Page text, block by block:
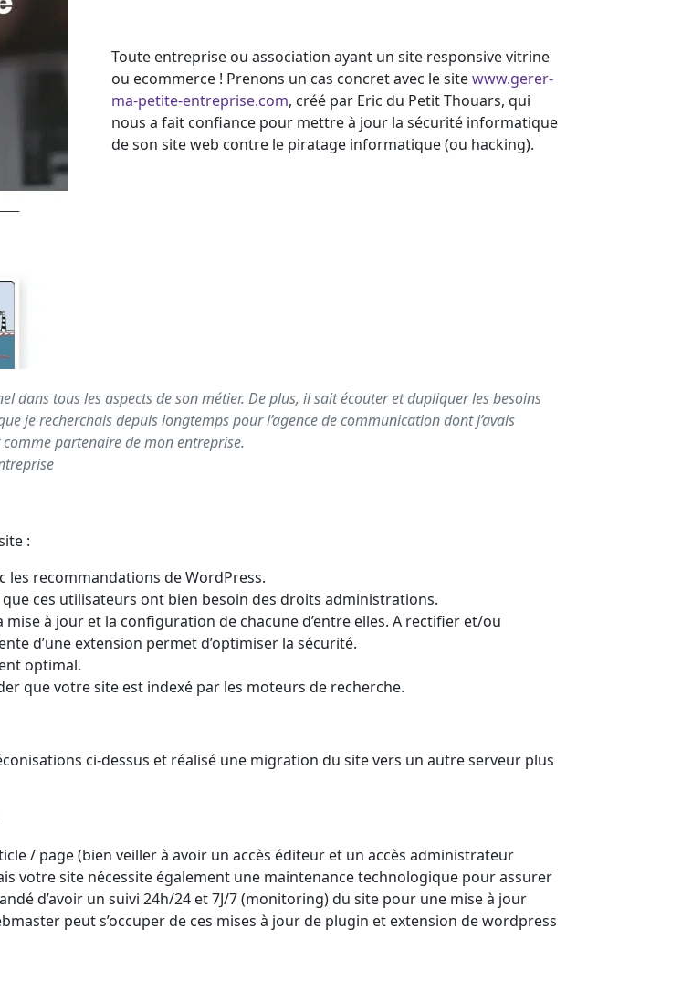
Toute entreprise ou association ayant un site responsive vitrine
ou ecommerce ! Prenons un cas concret avec le sitewww.gerer-
ma-petite-entreprise.com, créé par Eric du Petit Thouars, qui
nous a fait confiance pour mettre à jour la sécurité informatique
de son site web contre le piratage informatique (ou hacking).
dans tous les aspects de son métier. De plus, il sait écouter et dupliquer les besoins
je recherchais depuis longtemps pour l’agence de communication dont j’avais
comme partenaire de mon entreprise.
:
les recommandations de WordPress.
ces utilisateurs ont bien besoin des droits administrations.
à jour et la configuration de chacune d’entre elles. A rectifier et/ou
d’une extension permet d’optimiser la sécurité.
optimal.
que votre site est indexé par les moteurs de recherche.
ci-dessus et réalisé une migration du site vers un autre serveur plus
/ page (bien veiller à avoir un accès éditeur et un accès administrateur
votre site nécessite également une maintenance technologique pour assurer
d’avoir un suivi 24h/24 et 7J/7 (monitoring) du site pour une mise à jour
peut s’occuper de ces mises à jour de plugin et extension de wordpress